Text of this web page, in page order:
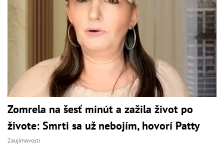
Zomrela na šesť minút a zažila život po
živote: Smrti sa už nebojím, hovorí Patty
Zaujímavosti